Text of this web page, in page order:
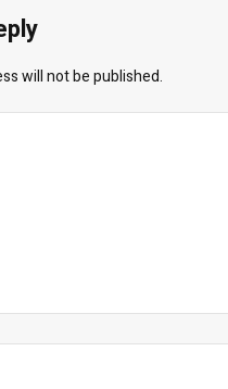
will not be published.